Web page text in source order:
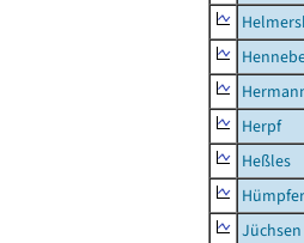
Herpf
Heßles
Jüchsen